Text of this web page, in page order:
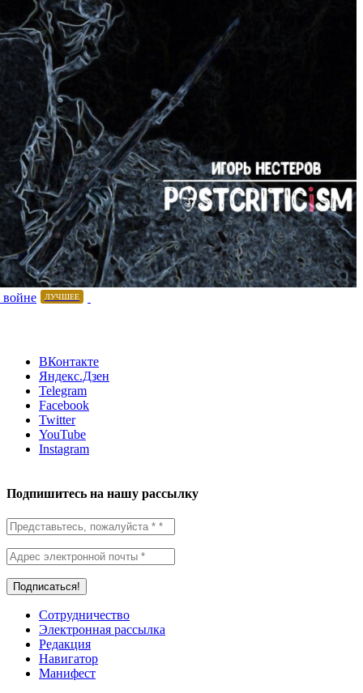
ЛУЧШЕЕ
ВКонтакте
Яндекс.Дзен
Telegram
Facebook
Twitter
YouTube
Instagram
Подпишитесь на нашу рассылку
Сотрудничество
Электронная рассылка
Редакция
Навигатор
Манифест